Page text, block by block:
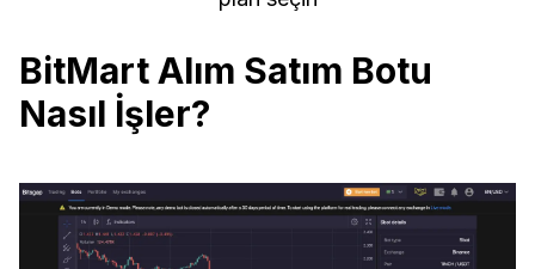
BitMart Alım Satım Botu
Nasıl İşler?